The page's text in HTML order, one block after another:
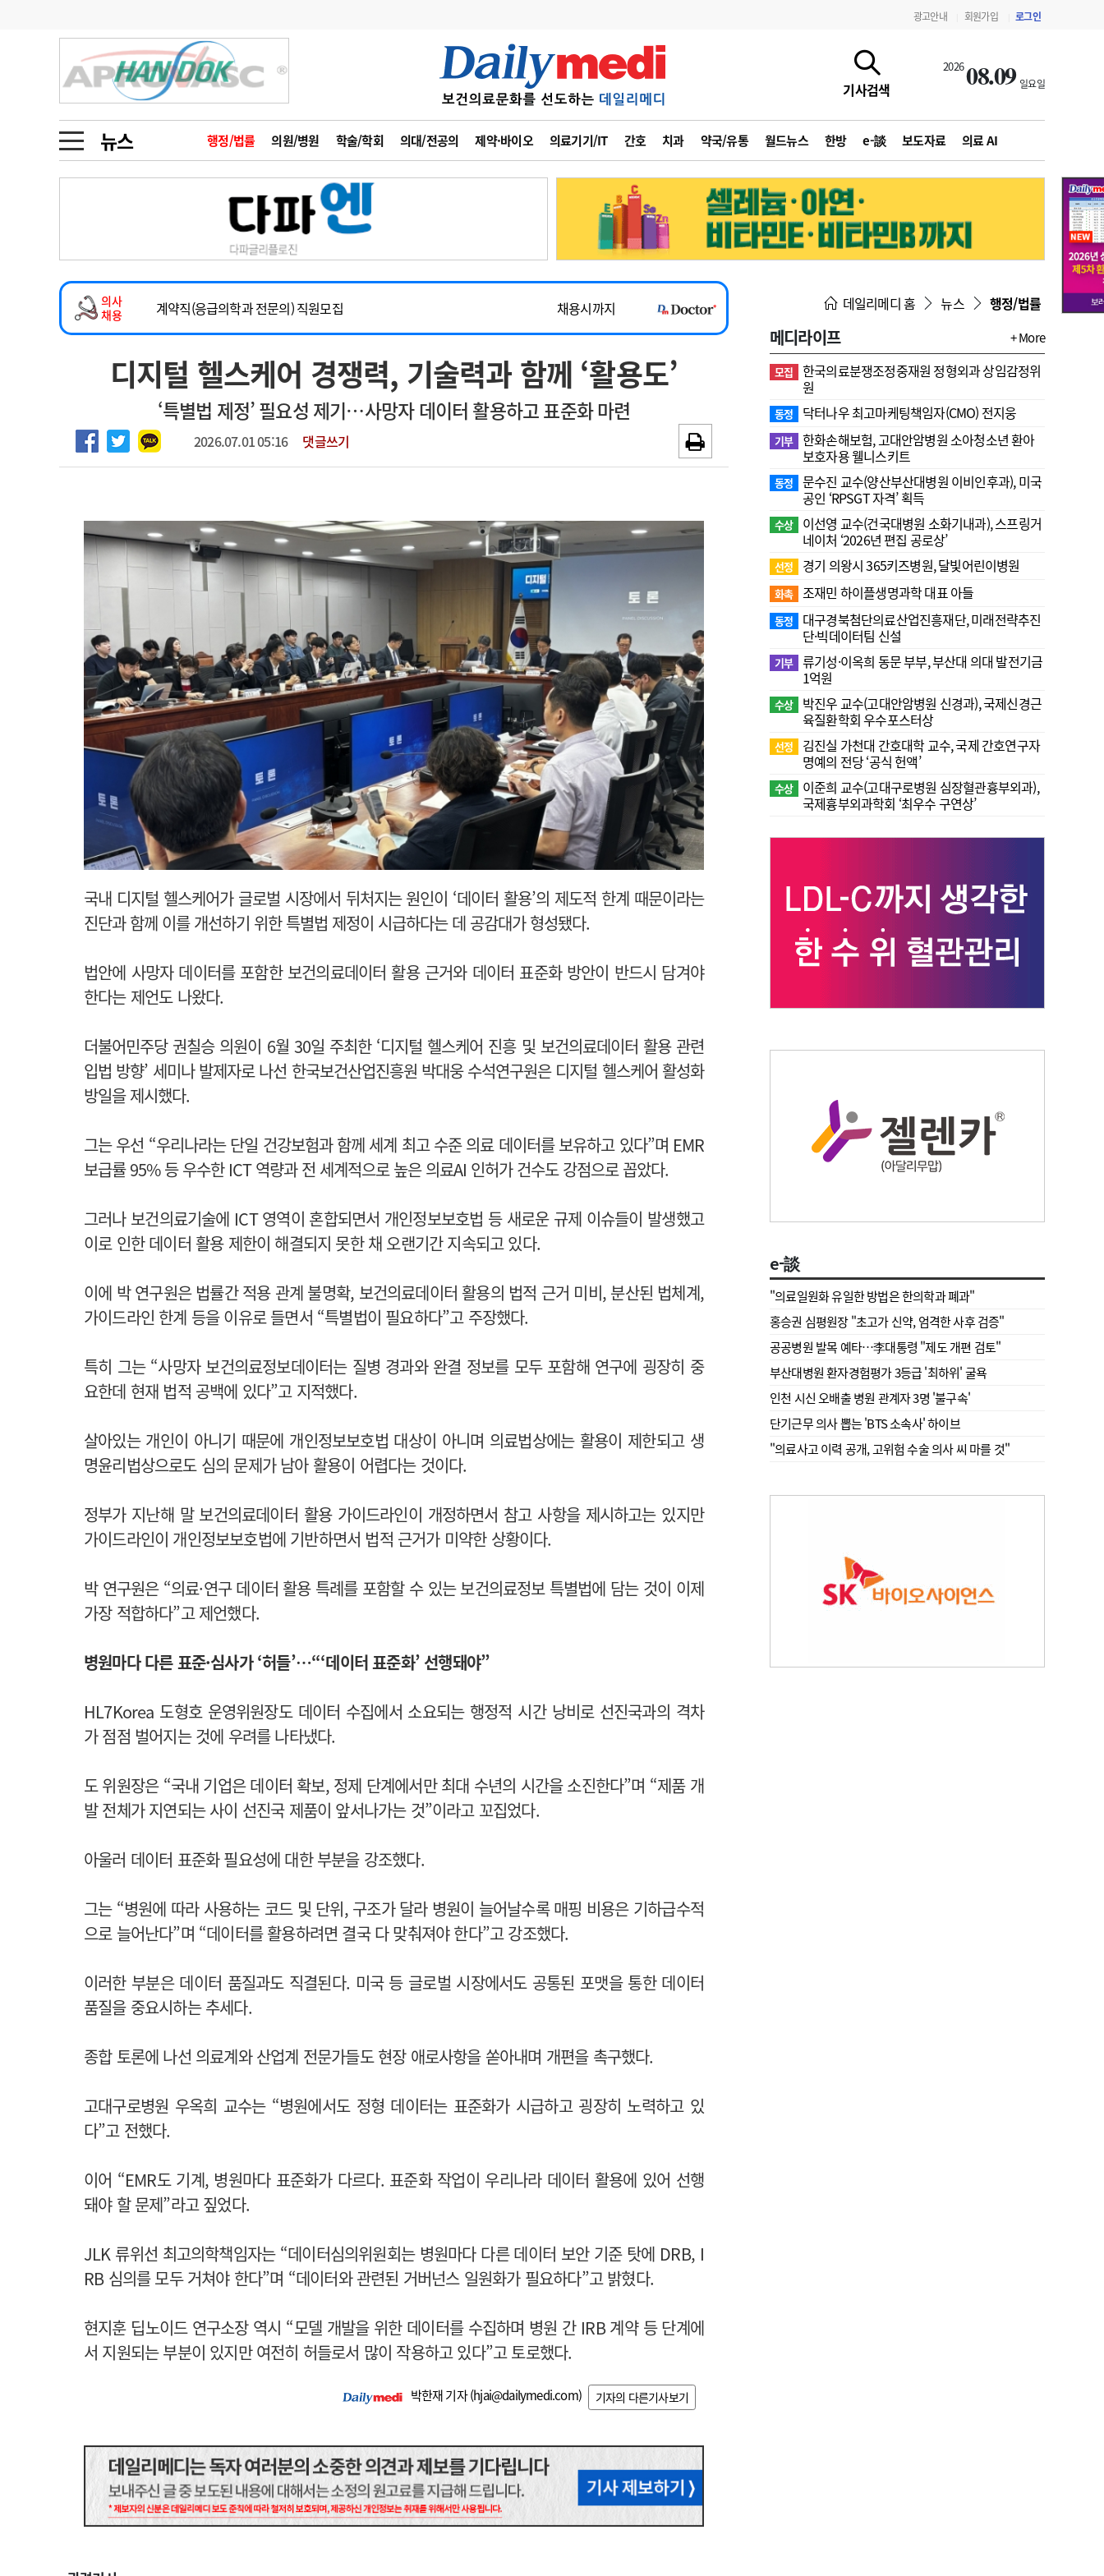
광고안내 회원가입 로그인
기사검색
202608.09 일요일
뉴스 행정/법률 의원/병원 학술/학회 의대/전공의 제약·바이오 의료기기/IT 간호 치과 약국/유통 월드뉴스 한방 e-談 보도자료 의료 AI
금주의 검색어
1
의사인력 수급 추계
2
성분명 처방
3
AI의료
4
전공의 모집 결과
6
관리급여 실시
지필공 지원책
수련환경 개선
의과대학 입시
메디인포 인사 사고
오피니언 칼럼 수첩
인물 초대석 피플
동영상뉴스
포토뉴스
메디 Hospital 지역병원 중소병원
인포메이션 행정처분 판례 정책/통계 공시 지침·기준·평가 약제급여 심사 결과
고객센터 회사소개 법적고지 광고안내
의사
채용
2026년 하반기 인턴 모집
~2026-08-31
마취통증의학과 임기제 임상의사 채용
채용시까지
계약직(응급의학과 전문의) 직원모집
채용시까지
하반기 전공의(레지던트1년차) 모집
~2026-08-15
2026년 하반기 인턴 모집
~2026-08-31
마취통증의학과 임기제 임상의사 채용
채용시까지
디지털 헬스케어 경쟁력, 기술력과 함께 ‘활용도’
‘특별법 제정’ 필요성 제기…사망자 데이터 활용하고 표준화 마련
2026.07.01 05:16 댓글쓰기
국내 디지털 헬스케어가 글로벌 시장에서 뒤처지는 원인이 ‘데이터 활용’의 제도적 한계 때문이라는
진단과 함께 이를 개선하기 위한 특별법 제정이 시급하다는 데 공감대가 형성됐다.
법안에 사망자 데이터를 포함한 보건의료데이터 활용 근거와 데이터 표준화 방안이 반드시 담겨야
한다는 제언도 나왔다.
더불어민주당 권칠승 의원이 6월 30일 주최한 ‘디지털 헬스케어 진흥 및 보건의료데이터 활용 관련
입법 방향’ 세미나발제자로 나선 한국보건산업진흥원 박대웅 수석연구원은 디지털 헬스케어 활성화
방일을 제시했다.
그는 우선 “우리나라는 단일 건강보험과 함께 세계 최고 수준 의료 데이터를 보유하고 있다”며 EMR
보급률 95% 등 우수한 ICT 역량과 전 세계적으로 높은 의료AI 인허가 건수도 강점으로 꼽았다.
그러나 보건의료기술에 ICT 영역이 혼합되면서 개인정보보호법 등 새로운 규제 이슈들이 발생했고
이로 인한 데이터 활용 제한이 해결되지 못한 채 오랜기간 지속되고 있다.
이에 박 연구원은 법률간 적용 관계 불명확, 보건의료데이터 활용의 법적 근거 미비, 분산된 법체계,
가이드라인 한계 등을 이유로 들면서 “특별법이 필요하다”고 주장했다.
특히 그는 “사망자 보건의료정보데이터는 질병 경과와 완결 정보를 모두 포함해 연구에 굉장히 중
요한데 현재 법적 공백에 있다”고 지적했다.
살아있는 개인이 아니기 때문에 개인정보보호법 대상이 아니며 의료법상에는 활용이 제한되고 생
명윤리법상으로도 심의 문제가 남아 활용이 어렵다는 것이다.
정부가 지난해 말 보건의료데이터 활용 가이드라인이 개정하면서 참고 사항을 제시하고는 있지만
가이드라인이 개인정보보호법에 기반하면서 법적 근거가 미약한 상황이다.
박 연구원은 “의료·연구 데이터 활용 특례를 포함할 수 있는 보건의료정보 특별법에 담는 것이 이제
가장 적합하다”고 제언했다.
병원마다 다른 표준·심사가 ‘허들’…“‘데이터 표준화’ 선행돼야”
HL7Korea 도형호 운영위원장도 데이터 수집에서 소요되는 행정적 시간 낭비로 선진국과의 격차
가 점점 벌어지는 것에 우려를 나타냈다.
도 위원장은 “국내 기업은 데이터 확보, 정제 단계에서만 최대 수년의 시간을 소진한다”며 “제품 개
발 전체가 지연되는 사이 선진국 제품이 앞서나가는 것”이라고 꼬집었다.
아울러 데이터 표준화 필요성에 대한 부분을 강조했다.
그는 “병원에 따라 사용하는 코드 및 단위, 구조가 달라 병원이 늘어날수록 매핑 비용은 기하급수적
으로 늘어난다”며 “데이터를 활용하려면 결국 다 맞춰져야 한다”고 강조했다.
이러한 부분은 데이터 품질과도 직결된다. 미국 등 글로벌 시장에서도 공통된 포맷을 통한 데이터
품질을 중요시하는 추세다.
종합 토론에 나선 의료계와 산업계 전문가들도 현장 애로사항을 쏟아내며 개편을 촉구했다.
고대구로병원 우옥희 교수는 “병원에서도 정형 데이터는 표준화가 시급하고 굉장히 노력하고 있
다”고 전했다.
이어 “EMR도 기계, 병원마다 표준화가 다르다. 표준화 작업이 우리나라 데이터 활용에 있어 선행
돼야 할 문제”라고 짚었다.
JLK 류위선 최고의학책임자는 “데이터심의위원회는 병원마다 다른 데이터 보안 기준 탓에 DRB, I
RB 심의를 모두 거쳐야 한다”며 “데이터와 관련된 거버넌스 일원화가 필요하다”고 밝혔다.
현지훈 딥노이드 연구소장 역시 “모델 개발을 위한 데이터를 수집하며 병원 간 IRB 계약 등 단계에
서 지원되는 부분이 있지만 여전히 허들로서 많이 작용하고 있다”고 토로했다.
박한재 기자 (hjai@dailymedi.com) 기자의 다른기사보기
데일리메디 홈 뉴스 행정/법률
메디라이프 + More
모집
한국의료분쟁조정중재원 정형외과 상임감정위
원
동정 닥터나우 최고마케팅책임자(CMO) 전지웅
기부 한화손해보험, 고대안암병원 소아청소년 환아
보호자용 웰니스키트
동정
문수진 교수( 양산부산대병원 이비인후과), 미국
공인 ‘RPSGT 자격’ 획득
수상
이선영 교수(건국대병원 소화기내과), 스프링거
네이처 ‘2026년 편집 공로상’
선정 경기 의왕시 365키즈병원, 달빛어린이병원
화촉 조재민 하이플생명과학 대표 아들
동정
대구경북첨단의료산업진흥재단, 미래전략추진
단·빅데이터팀 신설
기부 류기성·이옥희 동문 부부, 부산대 의대 발전기금
1억원
수상
박진우 교수(고대안암병원 신경과), 국제신경근
육질환학회 우수포스터상
선정
김진실 가천대 간호대학 교수, 국제 간호연구자
명예의 전당 ‘공식 헌액’
수상
이준희 교수(고대구로병원 심장혈관흉부외과),
국제흉부외과학회 ‘최우수 구연상’
e-談
"의료일원화 유일한 방법은 한의학과 폐과"
홍승권 심평원장 " 초고가 신약, 엄격한 사후 검증"
공공병원 발목 예타…李대통령 "제도 개편 검토"
부산대병원 환자경험평가 3등급 '최하위' 굴욕
인천 시신 오배출 병원 관계자 3명 '불구속'
단기근무 의사 뽑는 'BTS 소속사' 하이브
"의료사고 이력 공개, 고위험 수술 의사 씨 마를 것"